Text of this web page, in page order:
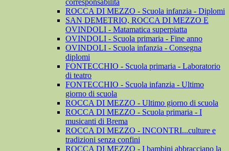
corresponsabilità
ROCCA DI MEZZO - Scuola infanzia - Diplomi
SAN DEMETRIO, ROCCA DI MEZZO E
OVINDOLI - Matamatica superpiatta
OVINDOLI - Scuola primaria - Fine anno
OVINDOLI - Scuola infanzia - Consegna
diplomi
FONTECCHIO - Scuola primaria - Laboratorio
di teatro
FONTECCHIO - Scuola infanzia - Ultimo
giorno di scuola
ROCCA DI MEZZO - Ultimo giorno di scuola
ROCCA DI MEZZO - Scuola primaria - I
musicanti di Brema
ROCCA DI MEZZO - INCONTRI...culture e
tradizioni senza confini
ROCCA DI MEZZO - I bambini abbracciano la